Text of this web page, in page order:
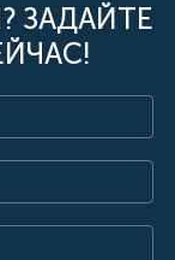
ЗАДАЙТЕ